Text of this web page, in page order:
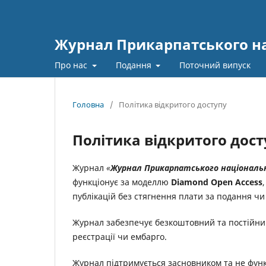
Журнал Прикарпатського
Про нас Подання Поточний випуск
Головна / Політика відкритого доступу
Політика відкритого
Журнал «Журнал Прикарпатського
функціонує за моделлю Diamond Open Access
публікацій без стягнення плати за подання
Журнал забезпечує безкоштовний та
реєстрації чи ембарго.
Журнал підтримується засновником та не